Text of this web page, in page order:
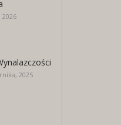
2026
2025